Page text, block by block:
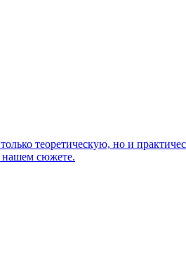
теоретическую, но и
нашем сюжете.